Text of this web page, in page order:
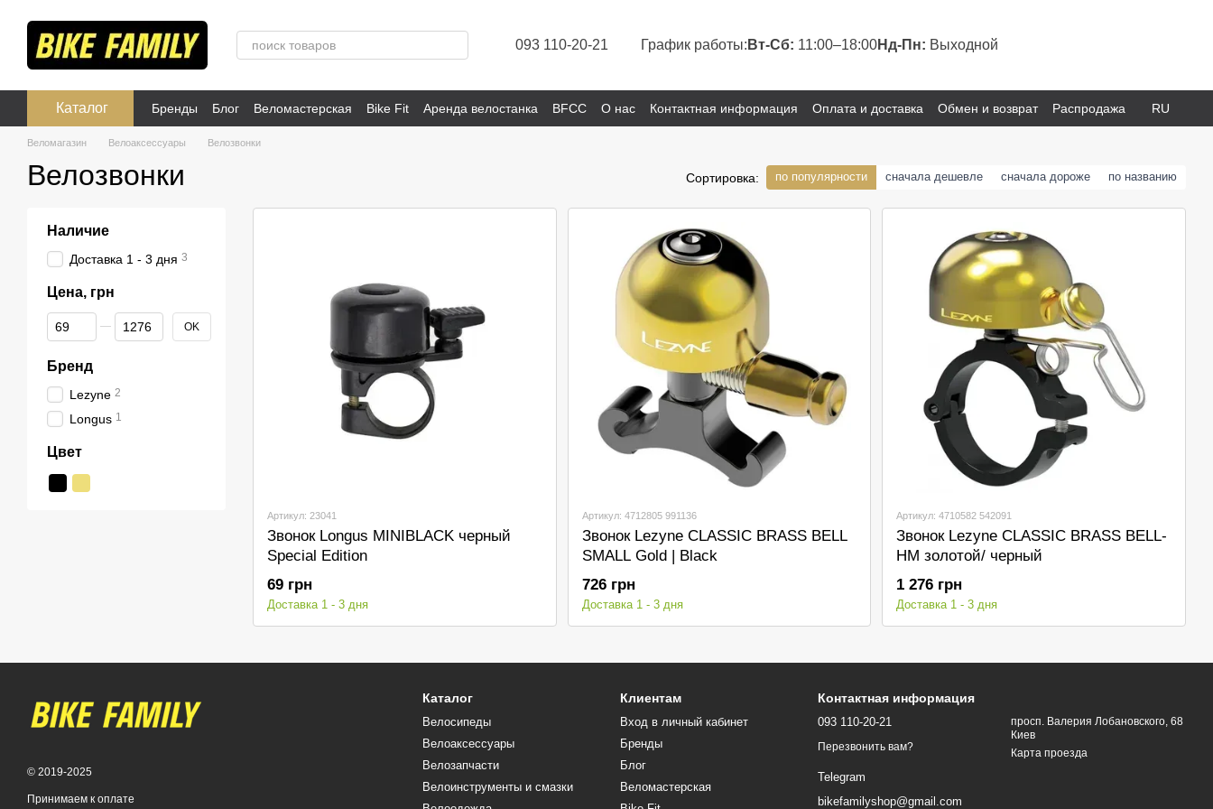
093 110-20-21 График работы: Вт-Сб: 11:00–18:00Нд-Пн: Выходной
Каталог Бренды Блог Веломастерская Bike Fit Аренда велостанка BFCC О нас Контактная информация Оплата и доставка Обмен и возврат
Распродажа
Публичная оферта
RU
Веломагазин Велоаксессуары Велозвонки
Велозвонки Сортировка: по популярности сначала дешевле сначала дороже по названию
Артикул: 23041
Звонок Longus MINIBLACK черный
Special Edition
69 грн
Доставка 1 - 3 дня
Артикул: 4712805 991136
Звонок Lezyne CLASSIC BRASS BELL
SMALL Gold | Black
726 грн
Доставка 1 - 3 дня
Артикул: 4710582 542091
Звонок Lezyne CLASSIC BRASS BELL-
HM золотой/ черный
1 276 грн
Доставка 1 - 3 дня
Наличие
Доставка 1 - 3 дня 3
Цена, грн
От Цена, грн
До Цена, грн OK
Бренд
Lezyne 2
Longus 1
Цвет
© 2019-2025
Принимаем к оплате
Каталог
Велосипеды
Велоаксессуары
Велозапчасти
Велоинструменты и смазки
Клиентам
Вход в личный кабинет
Бренды
Блог
Веломастерская
Контактная информация
093 110-20-21
Перезвонить вам?
Telegram
bikefamilyshop@gmail.com
просп. Валерия Лобановского, 68
Киев
Карта проезда